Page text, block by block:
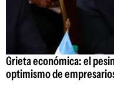
Grieta económica: el
optimismo de